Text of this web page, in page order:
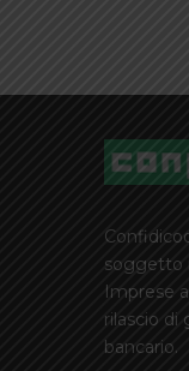
soggetto
Imprese
rilascio di
bancario.